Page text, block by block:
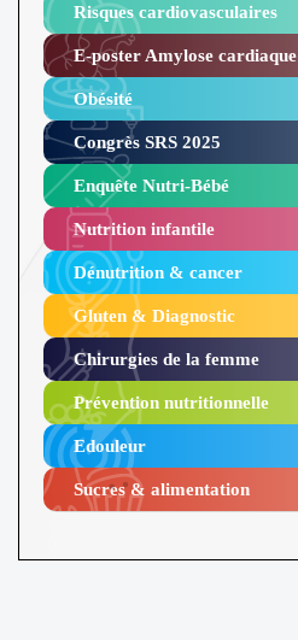
Risques cardiovasculaires
E-poster Amylose cardiaque ​
Obésité ​
Congrès SRS 2025 ​
Enquête Nutri-Bébé ​
Nutrition infantile
Dénutrition & cancer
Gluten & Diagnostic
Chirurgies de la femme
Prévention nutritionnelle
Edouleur​
Sucres & alimentation​